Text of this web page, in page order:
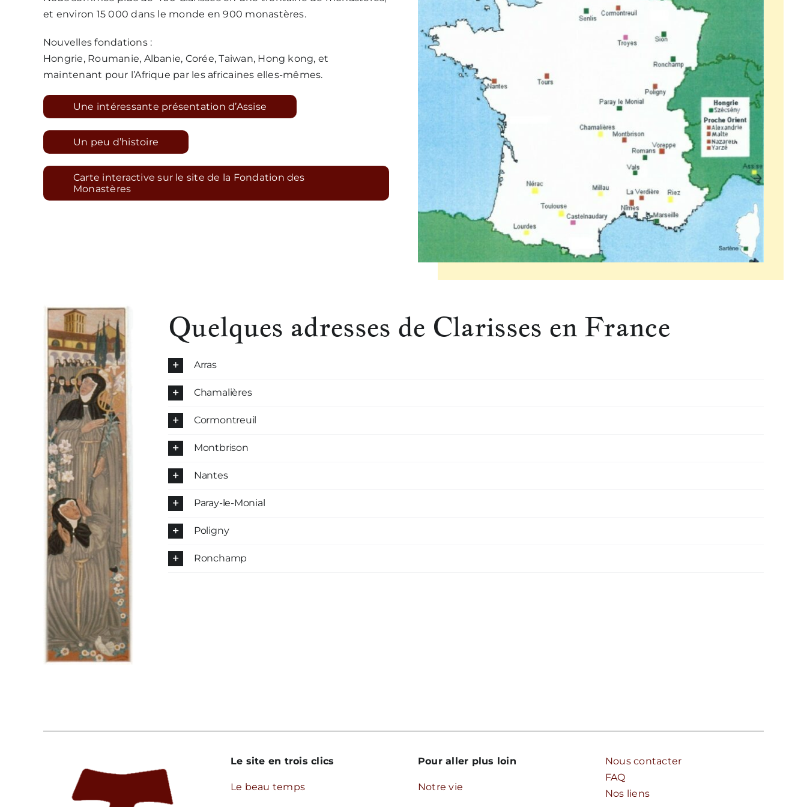
et environ 15 000 dans le monde en 900 monastères.
Nouvelles fondations :
Hongrie, Roumanie, Albanie, Corée, Taiwan, Hong kong, et
maintenant pour l’Afrique par les africaines elles-mêmes.
Une intéressante présentation d’Assise
Un peu d’histoire
Carte interactive sur le site de la Fondation des
Monastères
Quelques adresses de Clarisses en France
Arras
Chamalières
Cormontreuil
Montbrison
Nantes
Paray-le-Monial
Poligny
Ronchamp
Le site en trois clics
Le beau temps
Pour aller plus loin
Notre vie
Nous contacter
FAQ
Nos liens